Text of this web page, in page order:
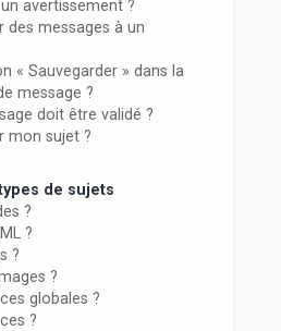
avertissement ?
messages à un
« Sauvegarder » dans la
message ?
doit être validé ?
mon sujet ?
de sujets
?
?
?
?
globales ?
?